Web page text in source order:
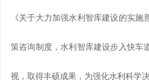
《关于大力加强水利智库建设的实
策咨询制度，水利智库建设步入快车
视，取得丰硕成果，为强化水利科学